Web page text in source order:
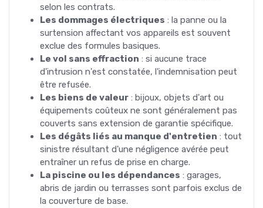
selon les contrats.
Les dommages électriques : la panne ou la
surtension affectant vos appareils est souvent
exclue des formules basiques.
Le vol sans effraction : si aucune trace
d'intrusion n'est constatée, l'indemnisation peut
être refusée.
Les biens de valeur : bijoux, objets d'art ou
équipements coûteux ne sont généralement pas
couverts sans extension de garantie spécifique.
Les dégâts liés au manque d'entretien : tout
sinistre résultant d'une négligence avérée peut
entraîner un refus de prise en charge.
La piscine ou les dépendances : garages,
abris de jardin ou terrasses sont parfois exclus de
la couverture de base.